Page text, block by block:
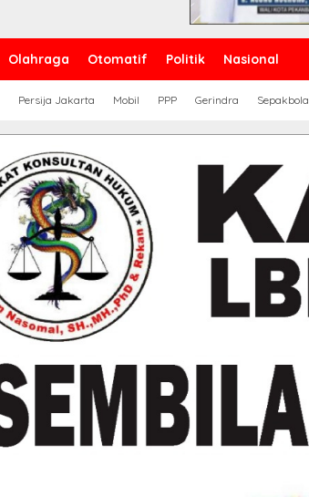
Olahraga Otomatif Politik Nasional
Persija Jakarta Mobil PPP Gerindra Sepakbola